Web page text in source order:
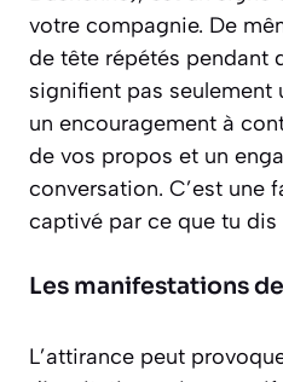
votre compagnie. De
de tête répétés pendant
signifient pas seulement
un encouragement à
de vos propos et un
conversation. C’est une
captivé par ce que tu dis
Les manifestations
L’attirance peut